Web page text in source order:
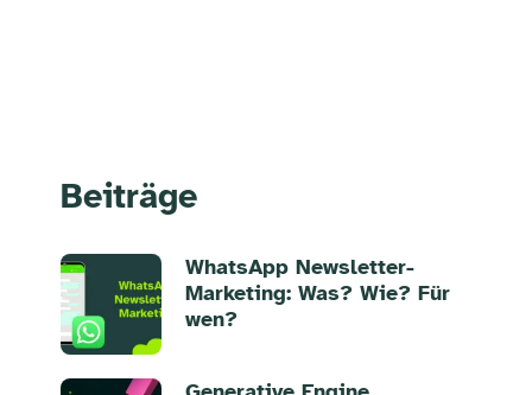
Beiträge
WhatsApp Newsletter-
Marketing: Was? Wie? Für
wen?